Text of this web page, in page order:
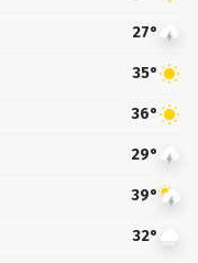
27°
35°
36°
29°
39°
32°